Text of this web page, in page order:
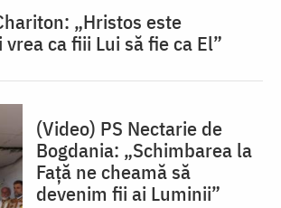
„Hristos este
ca fiii Lui să fie ca El”
(Video) PS Nectarie de
Bogdania: „Schimbarea la
Față ne cheamă să
devenim fii ai Luminii”